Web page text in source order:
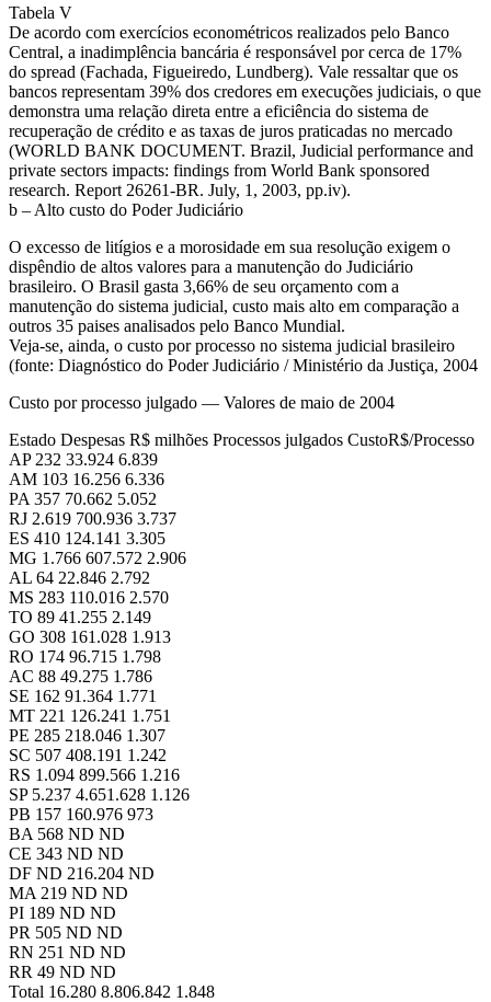
Tabela V
De acordo com exercícios econométricos realizados pelo Banco
Central, a inadimplência bancária é responsável por cerca de 17%
do spread (Fachada, Figueiredo, Lundberg). Vale ressaltar que os
bancos representam 39% dos credores em execuções judiciais, o que
demonstra uma relação direta entre a eficiência do sistema de
recuperação de crédito e as taxas de juros praticadas no mercado
(WORLD BANK DOCUMENT. Brazil, Judicial performance and
private sectors impacts: findings from World Bank sponsored
research. Report 26261-BR. July, 1, 2003, pp.iv).
b – Alto custo do Poder Judiciário
O excesso de litígios e a morosidade em sua resolução exigem o
dispêndio de altos valores para a manutenção do Judiciário
brasileiro. O Brasil gasta 3,66% de seu orçamento com a
manutenção do sistema judicial, custo mais alto em comparação a
outros 35 paises analisados pelo Banco Mundial.
Veja-se, ainda, o custo por processo no sistema judicial brasileiro
(fonte: Diagnóstico do Poder Judiciário / Ministério da Justiça, 2004
Custo por processo julgado — Valores de maio de 2004
Estado Despesas R$ milhões Processos julgados CustoR$/Processo
AP 232 33.924 6.839
AM 103 16.256 6.336
PA 357 70.662 5.052
RJ 2.619 700.936 3.737
ES 410 124.141 3.305
MG 1.766 607.572 2.906
AL 64 22.846 2.792
MS 283 110.016 2.570
TO 89 41.255 2.149
GO 308 161.028 1.913
RO 174 96.715 1.798
AC 88 49.275 1.786
SE 162 91.364 1.771
MT 221 126.241 1.751
PE 285 218.046 1.307
SC 507 408.191 1.242
RS 1.094 899.566 1.216
SP 5.237 4.651.628 1.126
PB 157 160.976 973
BA 568 ND ND
CE 343 ND ND
DF ND 216.204 ND
MA 219 ND ND
PI 189 ND ND
PR 505 ND ND
RN 251 ND ND
RR 49 ND ND
Total 16.280 8.806.842 1.848